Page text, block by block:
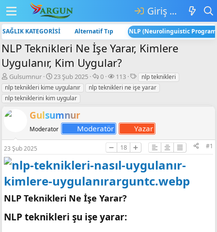
Giriş yap
SAĞLIK KATEGORİSİ Alternatif Tıp NLP (Neurolinguistic
NLP Teknikleri Ne İşe Yarar, Kimlere
Uygulanır, Kim Uygular?
K
o
n
b
u
y
a
ş
l
t
n
Gulsumnur
B
a
ş
l
n
g
t
a
r
i
23 Şub 2025
💬
C
e
l
a
0
👁️‍🗨️
G
ö
ü
l
e
m
e
113
E
t
i
l
e
r
nlp teknikleri
nlp teknikleri kime uygulanır
nlp teknikleri ne işe yarar
nlp tekniklerini kim uygular
Gulsumnur
Moderator Moderatör Yazar
23 Şub 2025 ➖ 18 ➕ #1
NLP Teknikleri Ne İşe Yarar?
NLP teknikleri şu işe yarar: